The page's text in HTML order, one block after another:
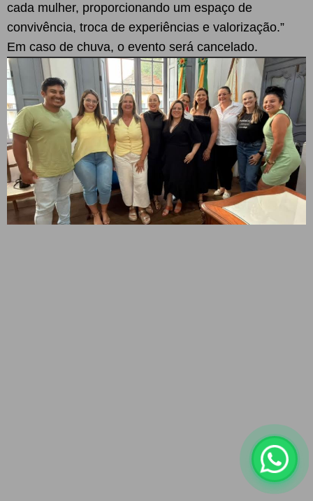
cada mulher, proporcionando um espaço de
convivência, troca de experiências e valorização.”
Em caso de chuva, o evento será cancelado.